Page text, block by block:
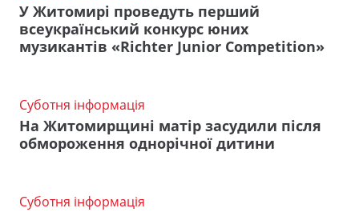
У Житомирі проведуть перший
всеукраїнський конкурс юних
музикантів «Richter Junior Competition»
Суботня інформація
На Житомирщині матір засудили після
обмороження однорічної дитини
Суботня інформація